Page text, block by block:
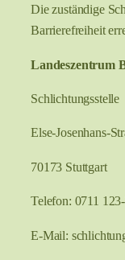
Die zuständige
Barrierefreiheit
Landeszentrum
Schlichtungsstelle
Else-Josenhans-
70173 Stuttgart
Telefon: 0711
E-Mail: